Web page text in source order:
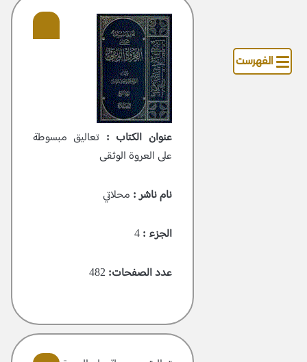
الفهرست
عنوان الكتاب : تعاليق مبسوطة
علی العروة الوثقی
نام ناشر : محلاتي
الجزء :4
عدد الصفحات:482